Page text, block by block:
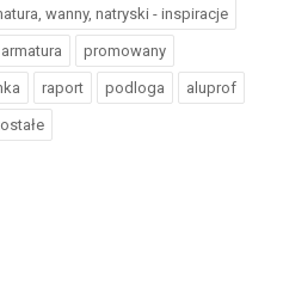
wanny, natryski - inspiracje
armatura promowany
raport podloga aluprof